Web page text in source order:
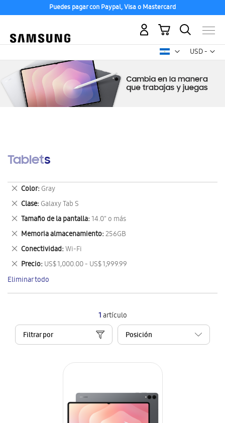
Puedes pagar con Paypal, Visa o Mastercard
USD -
dólar
Mi carrito
Tablets
1artículo
Filtrar por
Color Gray
Eliminar
este
artículo
Clase Galaxy Tab S
Eliminar
este
artículo
Tamaño de la pantalla 14.0" o más
Eliminar
este
artículo
Memoria almacenamiento 256GB
Eliminar
este
artículo
Conectividad Wi-Fi
Eliminar
este
artículo
Precio US$ 1,000.00 - US$ 1,999.99
Eliminar
este
artículo
Eliminar todo